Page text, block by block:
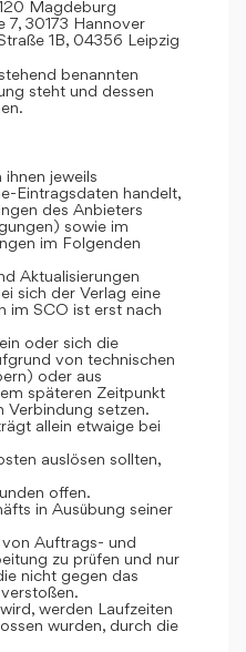
Magdeburg
7, 30173 Hannover
1B, 04356 Leipzig
benannten
steht und dessen
jeweils
Eintragsdaten handelt,
des Anbieters
sowie im
im Folgenden
Aktualisierungen
sich der Verlag eine
im SCO ist erst nach
oder sich die
von technischen
oder aus
späteren Zeitpunkt
setzen.
allein etwaige bei
auslösen sollten,
offen.
in Ausübung seiner
Auftrags- und
zu prüfen und nur
nicht gegen das
werden Laufzeiten
wurden, durch die